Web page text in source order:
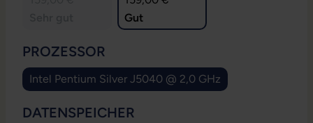
Gut
PROZESSOR
Intel Pentium Silver J5040 @ 2,0 GHz
DATENSPEICHER